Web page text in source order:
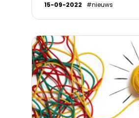
15-09-2022 #nieuws